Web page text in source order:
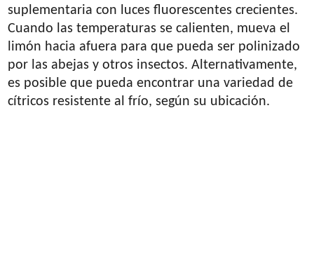
suplementaria con luces fluorescentes crecientes.
Cuando las temperaturas se calienten, mueva el
limón hacia afuera para que pueda ser polinizado
por las abejas y otros insectos. Alternativamente,
es posible que pueda encontrar una variedad de
cítricos resistente al frío, según su ubicación.